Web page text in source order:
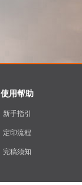
使用帮助
新手指引
定印流程
完稿须知